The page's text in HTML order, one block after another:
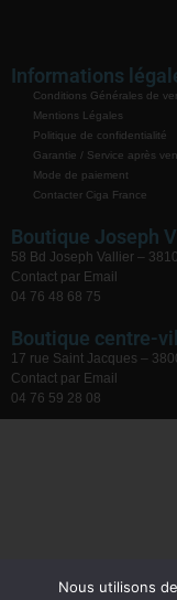
Informations
Conditions Générales de
Mentions Légales
Politique de confidentialité
Garantie / Service après
Mode de paiement
Contacter Ciga France
Boutique Joseph
58 Bd Joseph Vallier –
Contact par Email
04 76 48 68 75
Boutique centre-
17 rue Saint Jacques –
Contact par Email
04 76 59 28 08
Nous utilisons